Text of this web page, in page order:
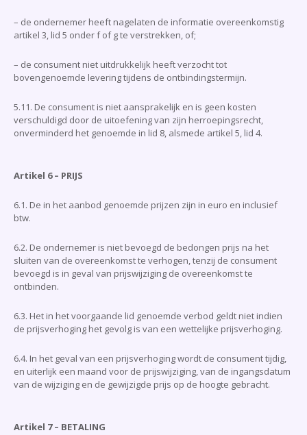
– de ondernemer heeft nagelaten de informatie overeenkomstig
artikel 3, lid 5 onder f of g te verstrekken, of;
– de consument niet uitdrukkelijk heeft verzocht tot
bovengenoemde levering tijdens de ontbindingstermijn.
5.11. De consument is niet aansprakelijk en is geen kosten
verschuldigd door de uitoefening van zijn herroepingsrecht,
onverminderd het genoemde in lid 8, alsmede artikel 5, lid 4.
Artikel 6 – PRIJS
6.1. De in het aanbod genoemde prijzen zijn in euro en inclusief
btw.
6.2. De ondernemer is niet bevoegd de bedongen prijs na het
sluiten van de overeenkomst te verhogen, tenzij de consument
bevoegd is in geval van prijswijziging de overeenkomst te
ontbinden.
6.3. Het in het voorgaande lid genoemde verbod geldt niet indien
de prijsverhoging het gevolg is van een wettelijke prijsverhoging.
6.4. In het geval van een prijsverhoging wordt de consument tijdig,
en uiterlijk een maand voor de prijswijziging, van de ingangsdatum
van de wijziging en de gewijzigde prijs op de hoogte gebracht.
Artikel 7 – BETALING